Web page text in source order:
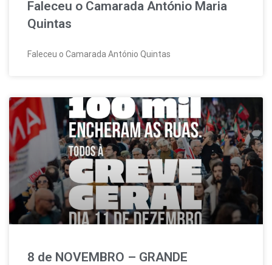
Faleceu o Camarada António Maria
Quintas
Faleceu o Camarada António Quintas
8 de NOVEMBRO – GRANDE